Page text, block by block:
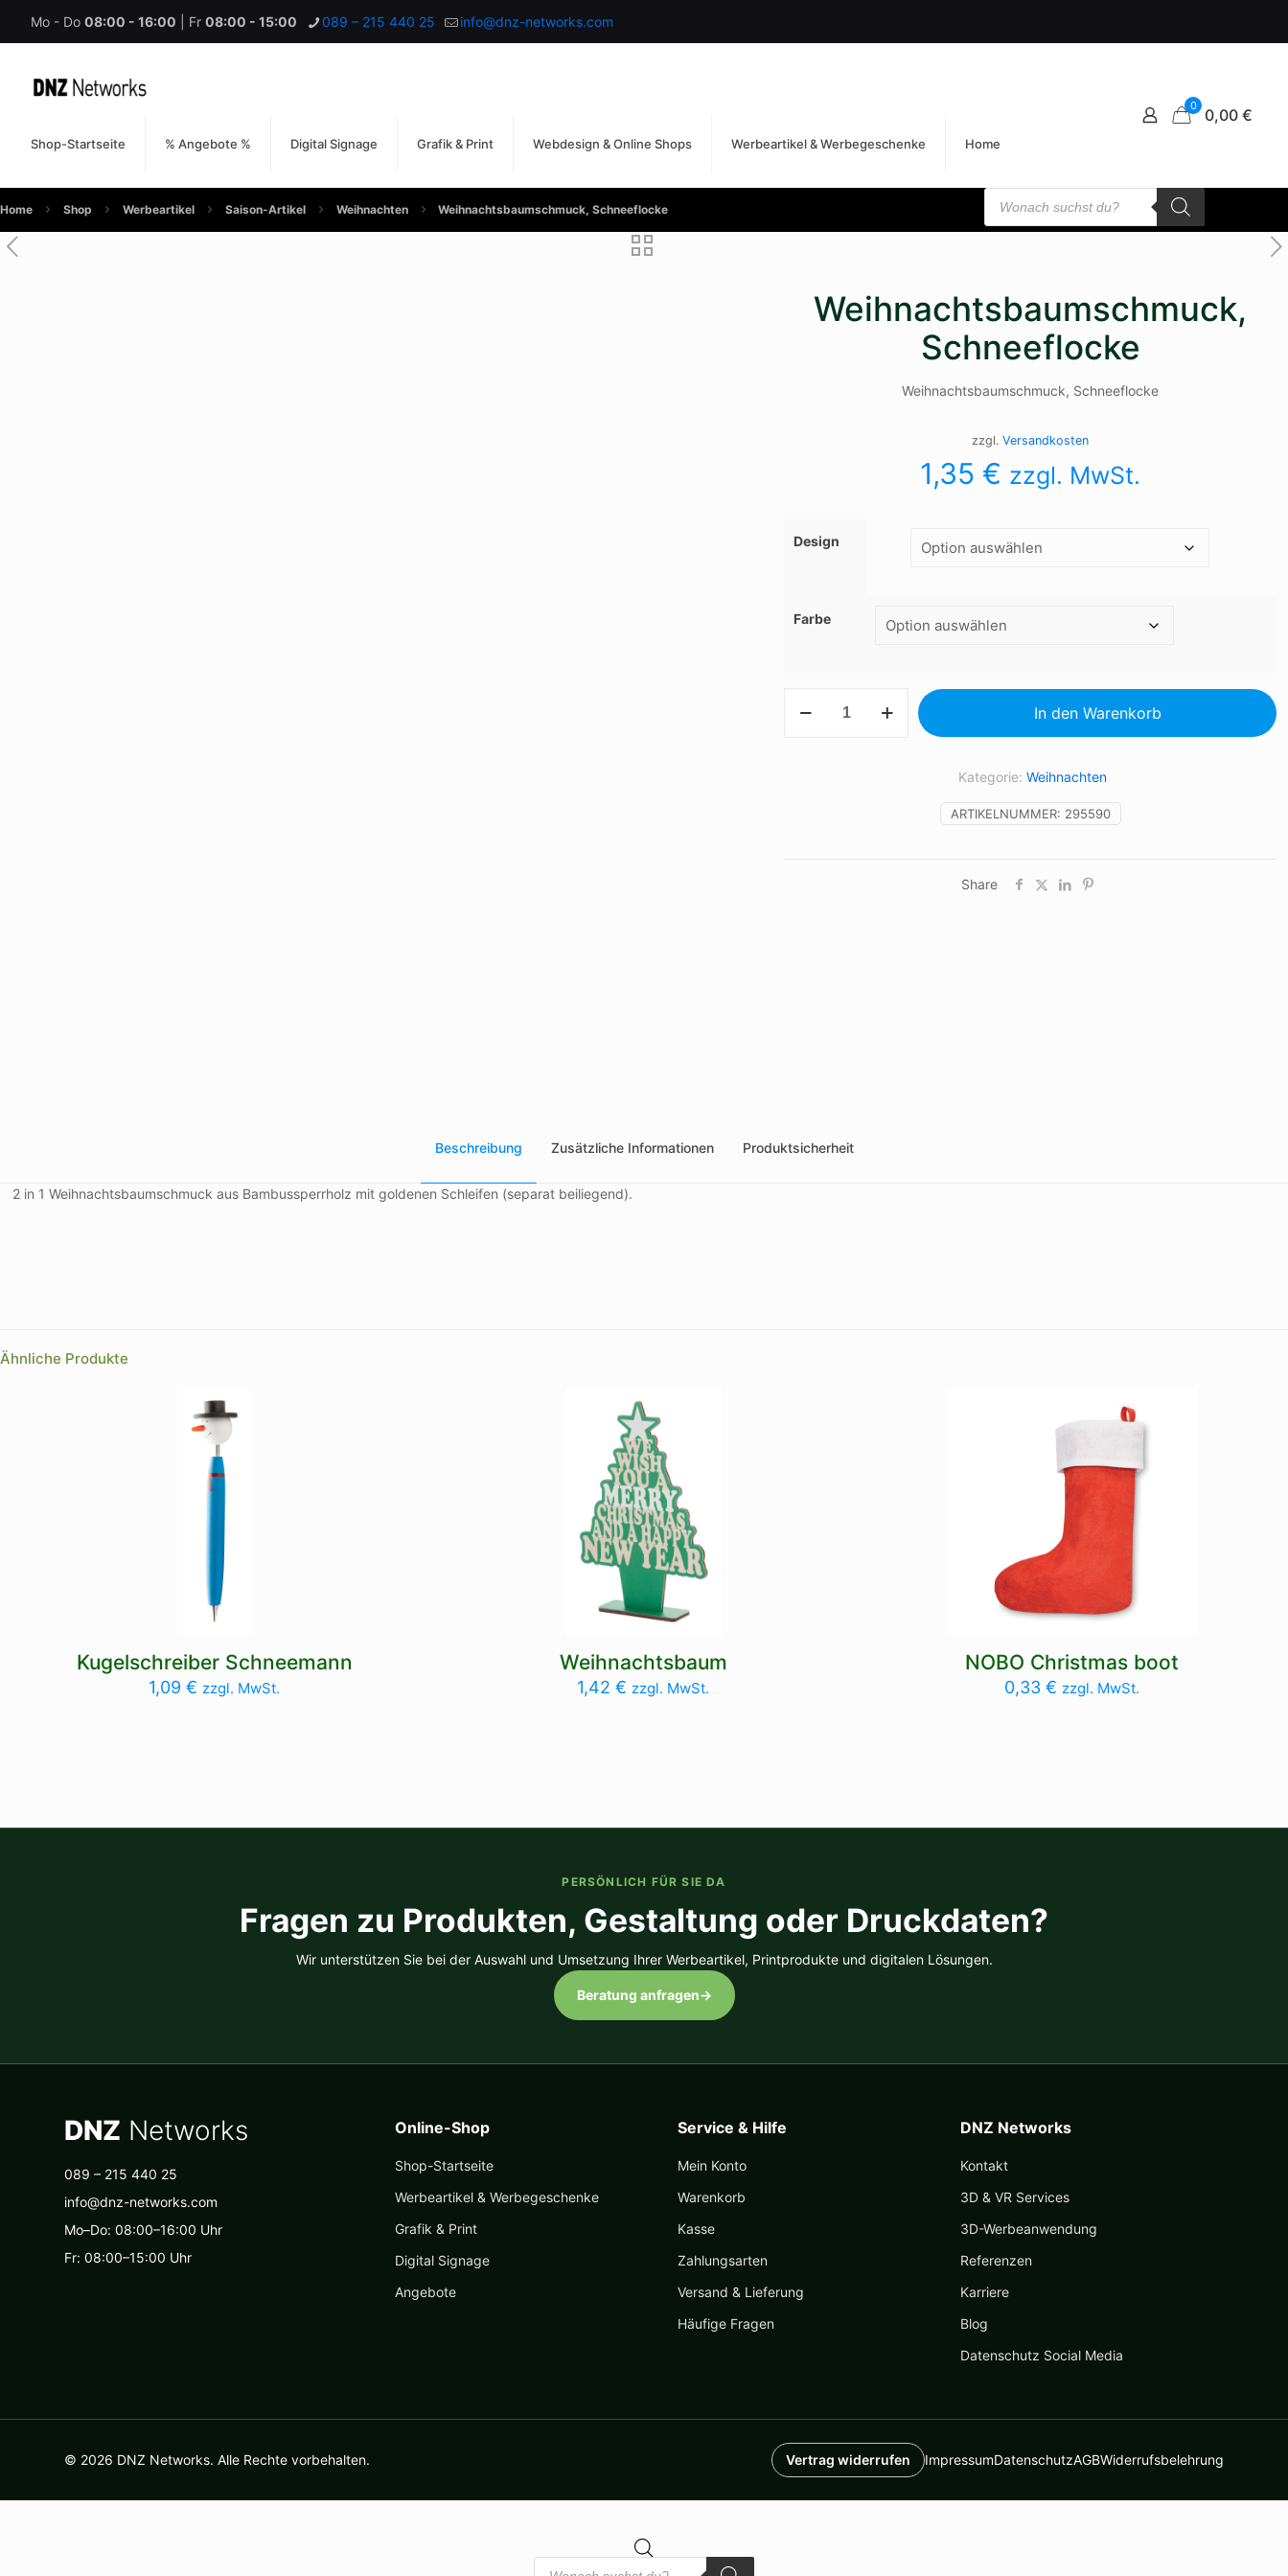
Mo - Do 08:00 - 16:00 | Fr 08:00 - 15:00 089 – 215 440 25 info@dnz-networks.com
Shop-Startseite % Angebote % Digital Signage Grafik & Print Webdesign & Online Shops Werbeartikel & Werbegeschenke Home
0 0,00 €
Home Shop Werbeartikel Saison-Artikel Weihnachten Weihnachtsbaumschmuck, Schneeflocke
Products
search
Weihnachtsbaumschmuck,
Schneeflocke
Weihnachtsbaumschmuck, Schneeflocke
zzgl.Versandkosten
1,35 € zzgl. MwSt.
Design
Farbe
Weihnachtsbaumschmuck,
Schneeflocke
In den Warenkorb
ARTIKELNUMMER: 295590
Kategorie:Weihnachten
Share
Beschreibung Zusätzliche Informationen Produktsicherheit
2 in 1 Weihnachtsbaumschmuck aus Bambussperrholz mit goldenen Schleifen (separat beiliegend).
Ähnliche Produkte
Kugelschreiber Schneemann
1,09€ zzgl. MwSt.
Weihnachtsbaum
1,42€ zzgl. MwSt.
NOBO Christmas boot
0,33€ zzgl. MwSt.
PERSÖNLICH FÜR SIE DA
Fragen zu Produkten, Gestaltung oder Druckdaten?
Wir unterstützen Sie bei der Auswahl und Umsetzung Ihrer Werbeartikel, Printprodukte und digitalen Lösungen.
Beratung anfragen→
DNZ Networks
089 – 215 440 25
info@dnz-networks.com
Mo–Do: 08:00–16:00 Uhr
Fr: 08:00–15:00 Uhr
Online-Shop
Shop-Startseite
Werbeartikel & Werbegeschenke
Grafik & Print
Digital Signage
Angebote
Service & Hilfe
Mein Konto
Warenkorb
Kasse
Zahlungsarten
Versand & Lieferung
Häufige Fragen
DNZ Networks
Kontakt
3D & VR Services
3D-Werbeanwendung
Referenzen
Karriere
Blog
Datenschutz Social Media
© 2026 DNZ Networks. Alle Rechte vorbehalten. Vertrag widerrufen ImpressumDatenschutzAGBWiderrufsbelehrung
Products